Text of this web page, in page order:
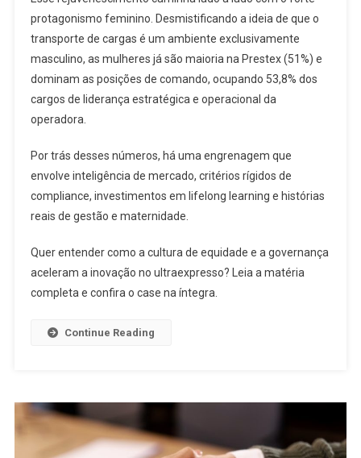
protagonismo feminino. Desmistificando a ideia de que o
transporte de cargas é um ambiente exclusivamente
masculino, as mulheres já são maioria na Prestex (51%) e
dominam as posições de comando, ocupando 53,8% dos
cargos de liderança estratégica e operacional da
operadora.
Por trás desses números, há uma engrenagem que
envolve inteligência de mercado, critérios rígidos de
compliance, investimentos em lifelong learning e histórias
reais de gestão e maternidade.
Quer entender como a cultura de equidade e a governança
aceleram a inovação no ultraexpresso? Leia a matéria
completa e confira o case na íntegra.
Continue Reading